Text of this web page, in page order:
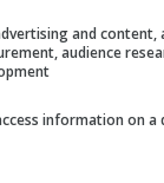
and content,
audience
information on a